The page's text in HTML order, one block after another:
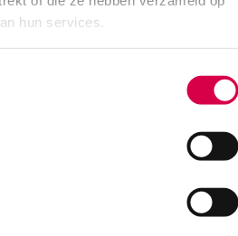
hun services.